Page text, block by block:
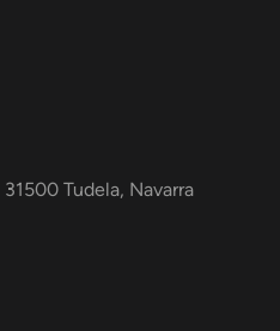
31500 Tudela, Navarra